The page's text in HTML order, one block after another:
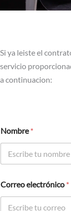
Si ya leiste el
servicio
a continuacion:
Nombre*
Correo electrónico *